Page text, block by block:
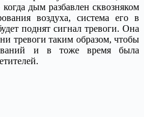
дым разбавлен сквозняком
воздуха, система его в
поднят сигнал тревоги. Она
тревоги таким образом, чтобы
и в тоже время была